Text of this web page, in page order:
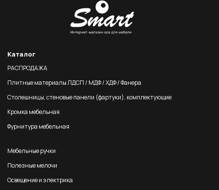
Каталог
РАСПРОДАЖА
Плитные материалы ЛДСП / МДФ / ХДФ / Фанера
Столешницы, стеновые панели (фартуки), комплектующие
Кромка мебельная
Фурнитура мебельная
Мебельные ручки
Полезные мелочи
Освещение и электрика